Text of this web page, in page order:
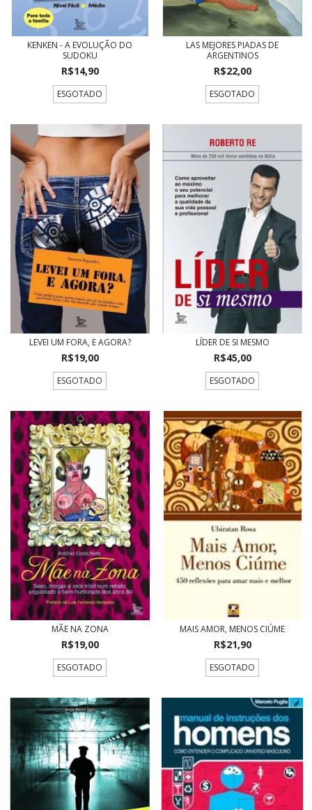
KENKEN - A EVOLUÇÃO DO
SUDOKU
R$14,90
ESGOTADO
LAS MEJORES PIADAS DE
ARGENTINOS
R$22,00
ESGOTADO
LEVEI UM FORA, E AGORA?
R$19,00
ESGOTADO
LÍDER DE SI MESMO
R$45,00
ESGOTADO
MÃE NA ZONA
R$19,00
ESGOTADO
MAIS AMOR, MENOS CIÚME
R$21,90
ESGOTADO